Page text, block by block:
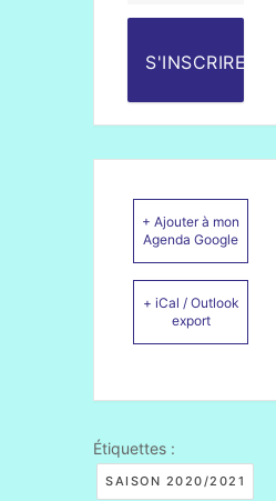
S'INSCRIRE
+ Ajouter à mon
Agenda Google
+ iCal / Outlook
export
Étiquettes :
SAISON 2020/2021